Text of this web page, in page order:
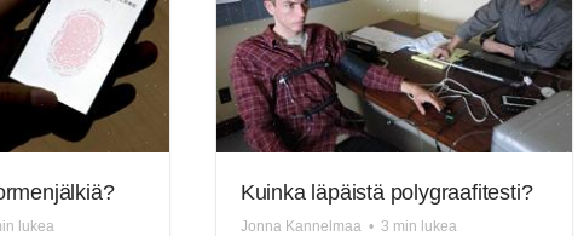
lukea
Kuinka läpäistä polygraafitesti?
Jonna Kannelmaa • 3 min lukea